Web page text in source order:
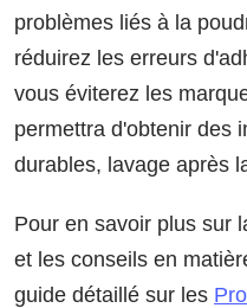
problèmes liés à la
réduirez les erreurs
vous éviterez les
permettra d'obtenir des
durables, lavage après
Pour en savoir plus sur
et les conseils en
guide détaillé sur les